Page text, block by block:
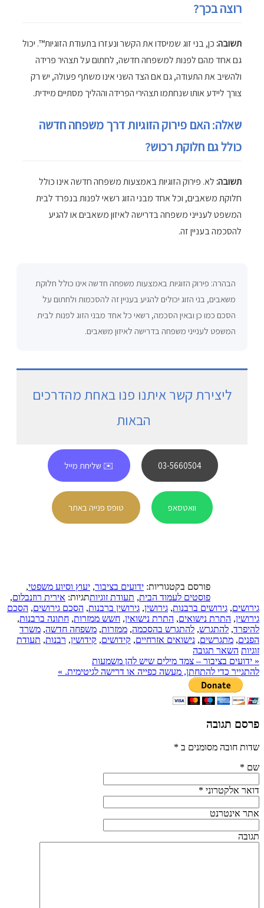
רוצה בכך?
תשובה:כן, בני זוג שמיסדו את הקשר ונעזרו בתעודת הזוגיות™. יכול
גם אחד מהם לפנות למשפחה חדשה, לחתום על תצהיר פרידה
ולהשיב את התעודה, גם אם הצד השני אינו משתף פעולה, יש רק
צורך ליידע אותו שנחתמו תצהירי הפרידה וההליך מסתיים מיידית.
שאלה: האם פירוק הזוגיות דרך משפחה חדשה
כולל גם חלוקת רכוש?
תשובה:לא. פירוק הזוגיות באמצעות משפחה חדשה אינו כולל
חלוקת משאבים, וכל אחד מבני הזוג רשאי לפנות בנפרד לבית
המשפט לענייני משפחה בדרישה לאיזון משאבים או להגיע
להסכמה בעניין זה.
הבהרה: פירוק הזוגיות באמצעות משפחה חדשה אינו כולל חלוקת
משאבים, בני הזוג יכולים להגיע בעניין זה להסכמות ולחתום על
הסכם כמו כן ובאין הסכמה, רשאי כל אחד מבני הזוג לפנות לבית
המשפט לענייני משפחה בדרישה לאיזון משאבים.
ליצירת קשר איתנו פנו באחת מהדרכים
הבאות
03-5660504 ✉️ שליחת מייל
וואטסאפ טופס פנייה באתר
פורסם בקטגוריות: ידועים בציבור, יעוץ וסיוע משפטי,
פוסטים לעמוד הבית, תעודת זוגיותתגיות: אירית רוזנבלום,
גירושים, גירושים ברבנות, גירושין, גירושין ברבנות, הסכם גירושים, הסכם
גירושין, התרת נישואים, התרת נישואין, חשש ממזרות, חתונה ברבנות,
להיפרד, להתגרש, להתגרש בהסכמה, ממזרות, משפחה חדשה, משרד
הפנים, מתגרשים, נישואים אזרחיים, קידושים, קידושין, רבנות, תעודת
זוגיות השאר תגובה
« ידועים בציבור – צמד מילים שיש להן משמעות
להתגייר כדי להתחתן, מעשה כפייה או דרישה לגיטימית. »
פרסם תגובה
שדות חובה מסומנים ב *
שם *
דואר אלקטרוני *
אתר אינטרנט
תגובה